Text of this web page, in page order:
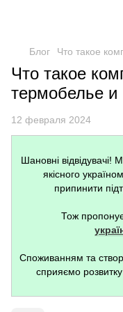
Блог Что такое
Что такое
термобелье и
12 февраля 2024
Шановні відвідувачі!
якісного
припинити
Тож
Споживанням та
сприяємо розвитку